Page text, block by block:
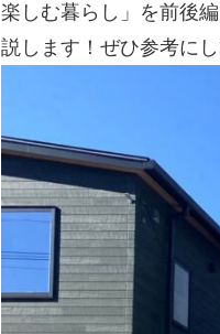
楽しむ暮らし」を前後
説します！ぜひ参考に